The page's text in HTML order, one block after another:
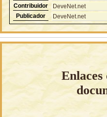
Contribuidor
DeveNet.net
Publicador
DeveNet.net